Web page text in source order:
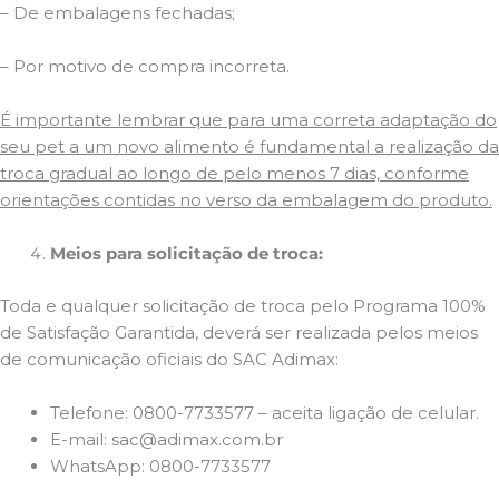
– De embalagens fechadas;
– Por motivo de compra incorreta.
É importante lembrar que para uma correta adaptação do
seu pet a um novo alimento é fundamental a realização da
troca gradual ao longo de pelo menos 7 dias, conforme
orientações contidas no verso da embalagem do produto.
Meios para solicitação de troca:
Toda e qualquer solicitação de troca pelo Programa 100%
de Satisfação Garantida, deverá ser realizada pelos meios
de comunicação oficiais do SAC Adimax:
Telefone: 0800-7733577 – aceita ligação de celular.
E-mail: sac@adimax.com.br
WhatsApp: 0800-7733577